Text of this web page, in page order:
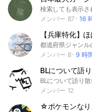
メンバー 87
16
メンバー 8
9 時
BLについて語
メンバー 12